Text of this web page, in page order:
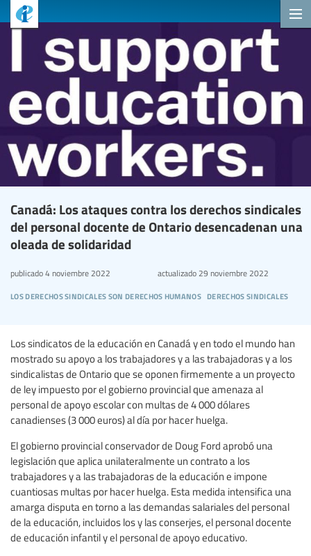
Canadá: Los ataques contra los derechos sindicales
del personal docente de Ontario desencadenan una
oleada de solidaridad
los derechos sindicales son derechos humanos derechos sindicales
publicado4 noviembre 2022 actualizado29 noviembre 2022
Los sindicatos de la educación en Canadá y en todo el mundo han
mostrado su apoyo a los trabajadores y a las trabajadoras y a los
sindicalistas de Ontario que se oponen firmemente a un proyecto
de ley impuesto por el gobierno provincial que amenaza al
personal de apoyo escolar con multas de 4 000 dólares
canadienses (3 000 euros) al día por hacer huelga.
El gobierno provincial conservador de Doug Ford aprobó una
legislación que aplica unilateralmente un contrato a los
trabajadores y a las trabajadoras de la educación e impone
cuantiosas multas por hacer huelga. Esta medida intensifica una
amarga disputa en torno a las demandas salariales del personal
de la educación, incluidos los y las conserjes, el personal docente
de educación infantil y el personal de apoyo educativo.